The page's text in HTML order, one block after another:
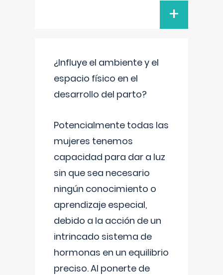
+
¿Influye el ambiente y el
espacio físico en el
desarrollo del parto?
Potencialmente todas las
mujeres tenemos
capacidad para dar a luz
sin que sea necesario
ningún conocimiento o
aprendizaje especial,
debido a la acción de un
intrincado sistema de
hormonas en un equilibrio
preciso. Al ponerte de